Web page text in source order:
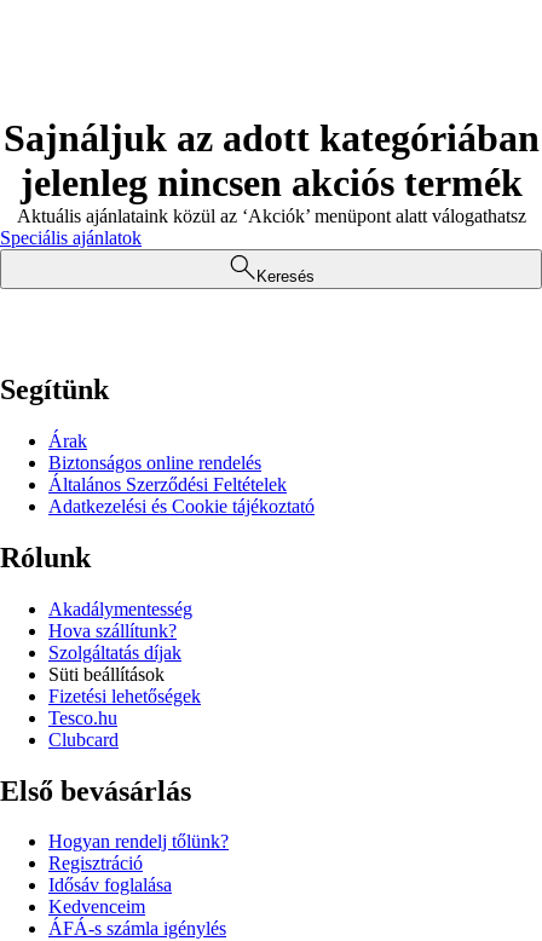
Sajnáljuk az adott kategóriában
jelenleg nincsen akciós termék
Aktuális ajánlataink közül az ‘Akciók’ menüpont alatt válogathatsz
Speciális ajánlatok
Keresés
Segítünk
Árak
Biztonságos online rendelés
Általános Szerződési Feltételek
Adatkezelési és Cookie tájékoztató
Rólunk
Akadálymentesség
Hova szállítunk?
Szolgáltatás díjak
Süti beállítások
Fizetési lehetőségek
Tesco.hu
Clubcard
Első bevásárlás
Hogyan rendelj tőlünk?
Regisztráció
Idősáv foglalása
Kedvenceim
ÁFÁ-s számla igénylés